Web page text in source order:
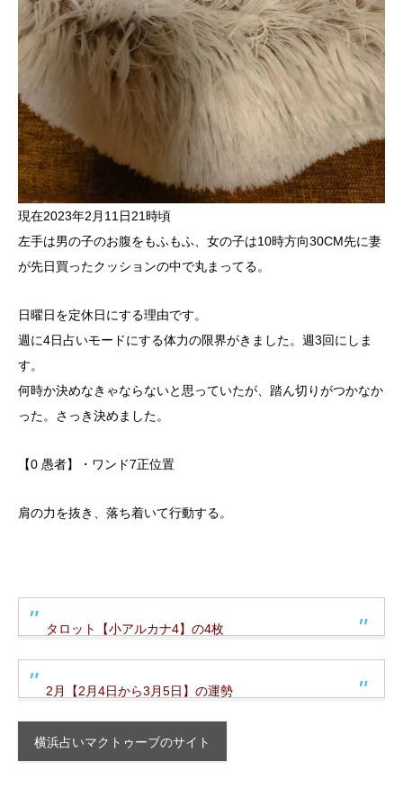
現在2023年2月11日21時頃
左手は男の子のお腹をもふもふ、女の子は10時方向30CM先に妻
が先日買ったクッションの中で丸まってる。
日曜日を定休日にする理由です。
週に4日占いモードにする体力の限界がきました。週3回にしま
す。
何時か決めなきゃならないと思っていたが、踏ん切りがつかなか
った。さっき決めました。
【0 愚者】・ワンド7正位置
肩の力を抜き、落ち着いて行動する。
タロット【小アルカナ4】の4枚
2月【2月4日から3月5日】の運勢
横浜占いマクトゥーブのサイト